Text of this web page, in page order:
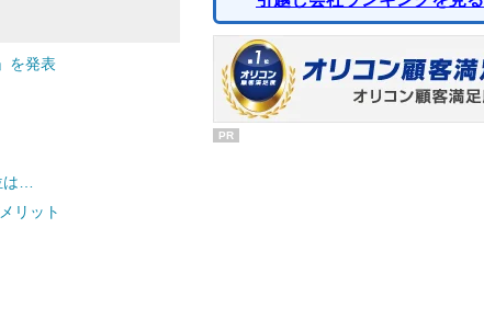
を発表
…
リット
PR